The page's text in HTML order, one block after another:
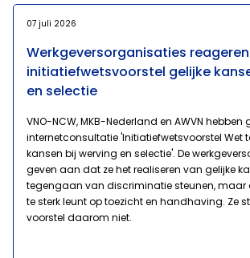
07 juli 2026
Werkgeversorganisaties
initiatiefwetsvoorstel gelijke
en selectie
VNO-NCW, MKB-Nederland en AWVN
internetconsultatie 'Initiatiefwetsvoorstel Wet
kansen bij werving en selectie'. De
geven aan dat ze het realiseren van gelijke
tegengaan van discriminatie steunen, maar
te sterk leunt op toezicht en handhaving. Ze
voorstel daarom niet.